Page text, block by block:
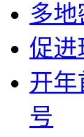
多
促进
开
号